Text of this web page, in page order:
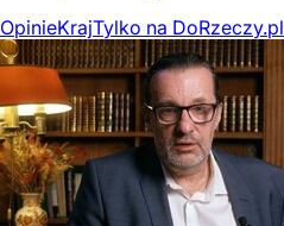
OpinieKrajTylko na DoRzeczy.pl